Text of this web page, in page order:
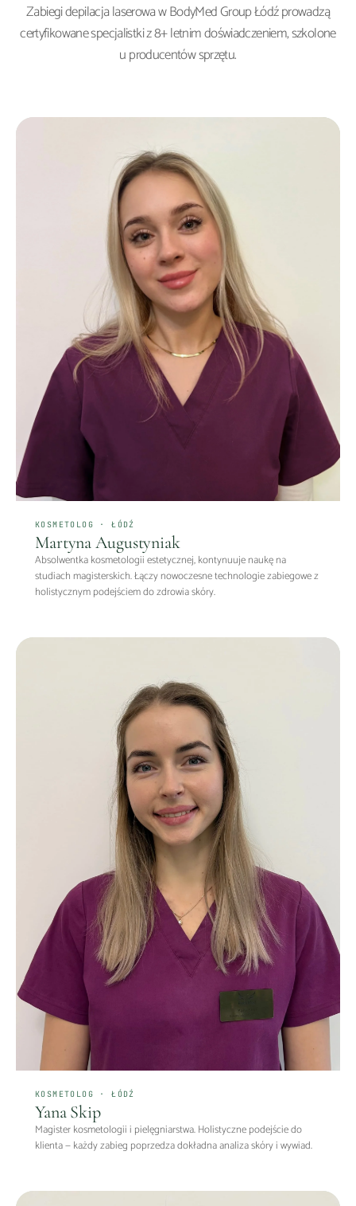
Zabiegidepilacja laserowaw BodyMed GroupŁódźprowadzą
certyfikowane specjalistki z 8+ letnim doświadczeniem, szkolone
u producentów sprzętu.
KOSMETOLOG · ŁÓDŹ
Martyna Augustyniak
Absolwentka kosmetologii estetycznej, kontynuuje naukę na
studiach magisterskich. Łączy nowoczesne technologie zabiegowe z
holistycznym podejściem do zdrowia skóry.
KOSMETOLOG · ŁÓDŹ
Yana Skip
Magister kosmetologii i pielęgniarstwa. Holistyczne podejście do
klienta — każdy zabieg poprzedza dokładna analiza skóry i wywiad.